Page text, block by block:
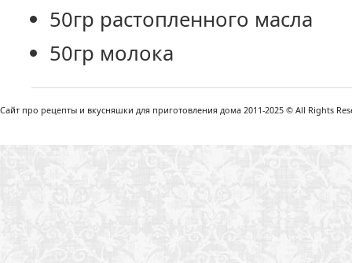
50гр растопленного масла
50гр молока
Сайт про рецепты и вкусняшки для приготовления дома 2011-2025 © All Rights